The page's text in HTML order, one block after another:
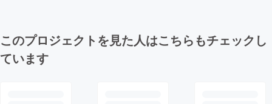
このプロジェクトを見た人はこちらもチェックし
ています